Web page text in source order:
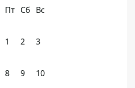
Пт Сб Вс
1 2 3
8 9 10